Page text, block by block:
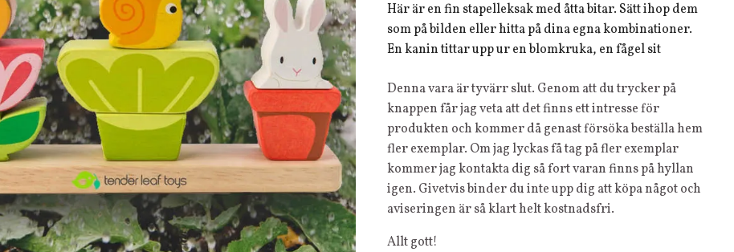
Här är en fin stapelleksak med åtta bitar. Sätt ihop dem
som på bilden eller hitta på dina egna kombinationer.
En kanin tittar upp ur en blomkruka, en fågel sit
Denna vara är tyvärr slut. Genom att du trycker på
knappen får jag veta att det finns ett intresse för
produkten och kommer då genast försöka beställa hem
fler exemplar. Om jag lyckas få tag på fler exemplar
kommer jag kontakta dig så fort varan finns på hyllan
igen. Givetvis binder du inte upp dig att köpa något och
aviseringen är så klart helt kostnadsfri.
Allt gott!